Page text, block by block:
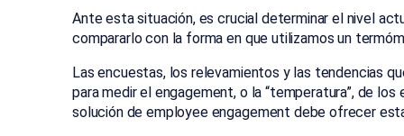
Ante esta situación, es crucial determinar el nivel
compararlo con la forma en que utilizamos un
Las encuestas, los relevamientos y las tendencias
para medir el engagement, o la “temperatura”, de
solución de employee engagement debe ofrecer